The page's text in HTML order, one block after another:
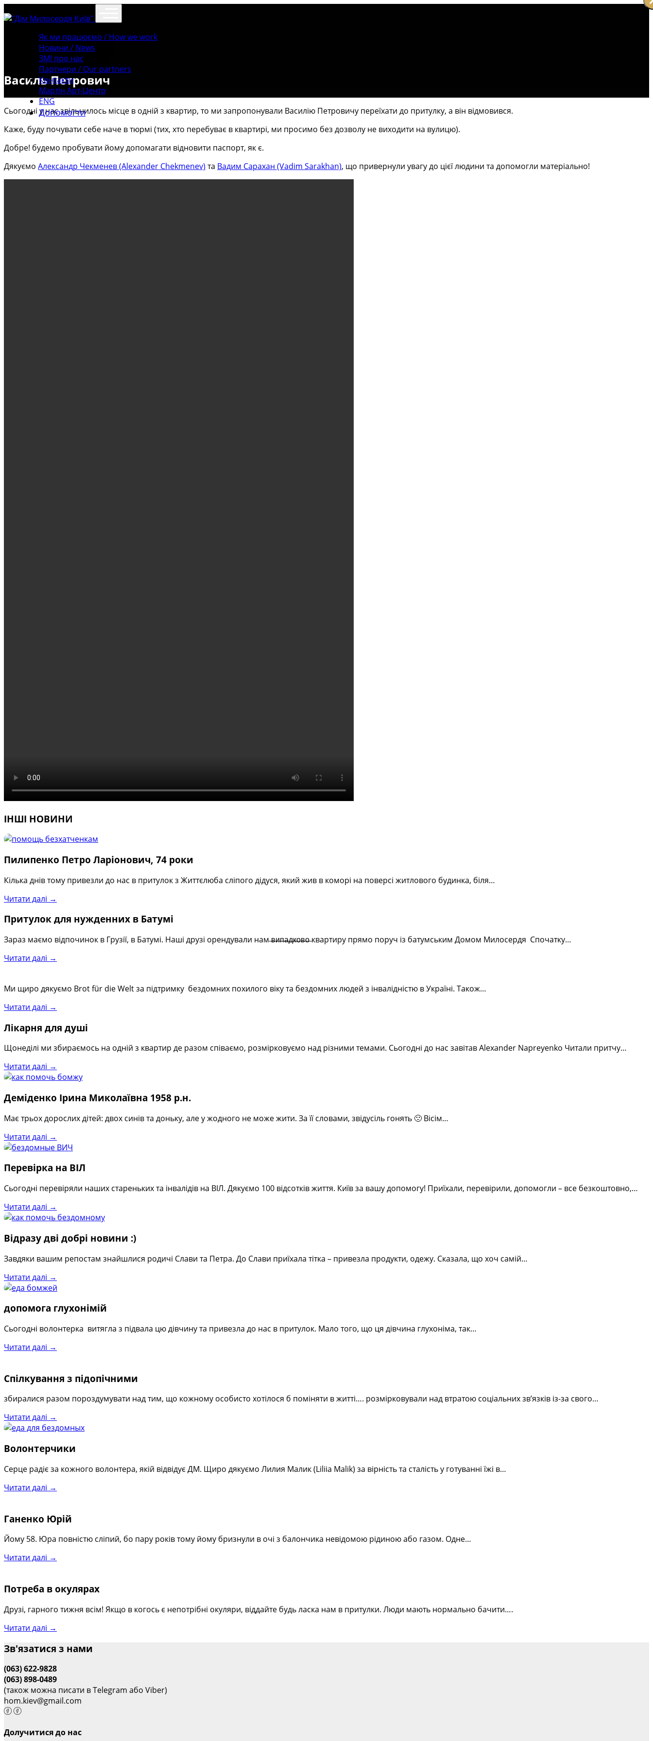
Як ми працюємо / How we work
Новини / News
ЗМІ про нас
Партнери / Our partners
Контакти
Mартін Арт-Центр
ENG
Допомогти
Василь Петрович
Сьогодні у нас звільнилось місце в одній з квартир, то ми запропонували Василію Петровичу переїхати до притулку, а він відмовився.
Каже, буду почувати себе наче в тюрмі (тих, хто перебуває в квартирі, ми просимо без дозволу не виходити на вулицю).
Добре! будемо пробувати йому допомагати відновити паспорт, як є.
Дякуємо Александр Чекменев (Alexander Chekmenev) та Вадим Сарахан (Vadim Sarakhan), що привернули увагу до цієї людини та допомогли матеріально!
ІНШІ НОВИНИ
Пилипенко Петро Ларіонович, 74 роки
Кілька днів тому привезли до нас в притулок з Життєлюба сліпого дідуся, який жив в коморі на поверсі житлового будинка, біля…
Читати далі →
Притулок для нужденних в Батумі
Зараз маємо відпочинок в Грузії, в Батумі. Наші друзі орендували нам ̶в̶и̶п̶а̶д̶к̶о̶в̶о̶ квартиру прямо поруч із батумським Домом Милосердя Спочатку…
Читати далі →
Ми щиро дякуємо Brot für die Welt за підтримку бездомних похилого віку та бездомних людей з інвалідністю в Україні. Також…
Читати далі →
Лікарня для душі
Щонеділі ми збираємось на одній з квартир де разом співаємо, розмірковуємо над різними темами. Сьогодні до нас завітав Alexander Napreyenko Читали притчу…
Читати далі →
Деміденко Ірина Миколаївна 1958 р.н.
Має трьох дорослих дітей: двох синів та доньку, але у жодного не може жити. За її словами, звідусіль гонять 🙁 Вісім…
Читати далі →
Перевірка на ВІЛ
Сьогодні перевіряли наших стареньких та інвалідів на ВІЛ. Дякуємо 100 відсотків життя. Київ за вашу допомогу! Приїхали, перевірили, допомогли – все безкоштовно,…
Читати далі →
Відразу дві добрі новини :)
Завдяки вашим репостам знайшлися родичі Слави та Петра. До Слави приїхала тітка – привезла продукти, одежу. Сказала, що хоч самій…
Читати далі →
допомога глухонімій
Сьогодні волонтерка витягла з підвала цю дівчину та привезла до нас в притулок. Мало того, що ця дівчина глухоніма, так…
Читати далі →
Спілкування з підопічними
збиралися разом пороздумувати над тим, що кожному особисто хотілося б поміняти в житті…. розмірковували над втратою соціальних зв’язків із-за свого…
Читати далі →
Волонтерчики
Серце радіє за кожного волонтера, якій відвідує ДМ. Щиро дякуємо Лилия Малик (Liliia Malik) за вірність та сталість у готуванні їжі в…
Читати далі →
Ганенко Юрій
Йому 58. Юра повністю сліпий, бо пару років тому йому бризнули в очі з балончика невідомою рідиною або газом. Одне…
Читати далі →
Потреба в окулярах
Друзі, гарного тижня всім! Якщо в когось є непотрібні окуляри, віддайте будь ласка нам в притулки. Люди мають нормально бачити….
Читати далі →
Зв'язатися з нами
(063) 622-9828
(063) 898-0489
(також можна писати в Telegram або Viber)
hom.kiev@gmail.com
Долучитися до нас